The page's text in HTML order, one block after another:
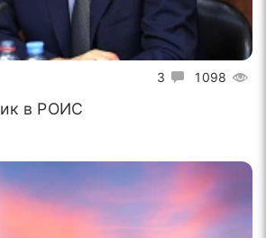
3 1098
в РОИС